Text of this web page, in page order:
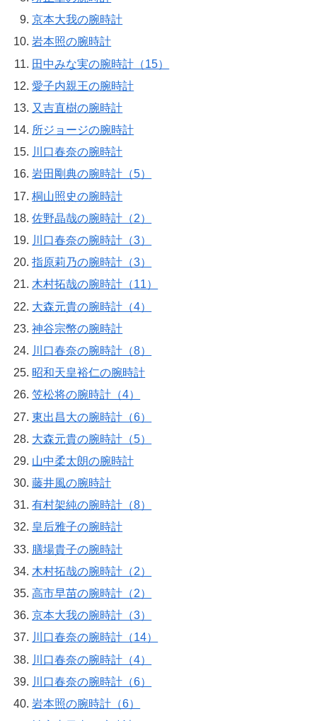
京本大我の腕時計
岩本照の腕時計
田中みな実の腕時計（15）
愛子内親王の腕時計
又吉直樹の腕時計
所ジョージの腕時計
川口春奈の腕時計
岩田剛典の腕時計（5）
桐山照史の腕時計
佐野晶哉の腕時計（2）
川口春奈の腕時計（3）
指原莉乃の腕時計（3）
木村拓哉の腕時計（11）
大森元貴の腕時計（4）
神谷宗幣の腕時計
川口春奈の腕時計（8）
昭和天皇裕仁の腕時計
笠松将の腕時計（4）
東出昌大の腕時計（6）
大森元貴の腕時計（5）
山中柔太朗の腕時計
藤井風の腕時計
有村架純の腕時計（8）
皇后雅子の腕時計
膳場貴子の腕時計
木村拓哉の腕時計（2）
高市早苗の腕時計（2）
京本大我の腕時計（3）
川口春奈の腕時計（14）
川口春奈の腕時計（4）
川口春奈の腕時計（6）
岩本照の腕時計（6）